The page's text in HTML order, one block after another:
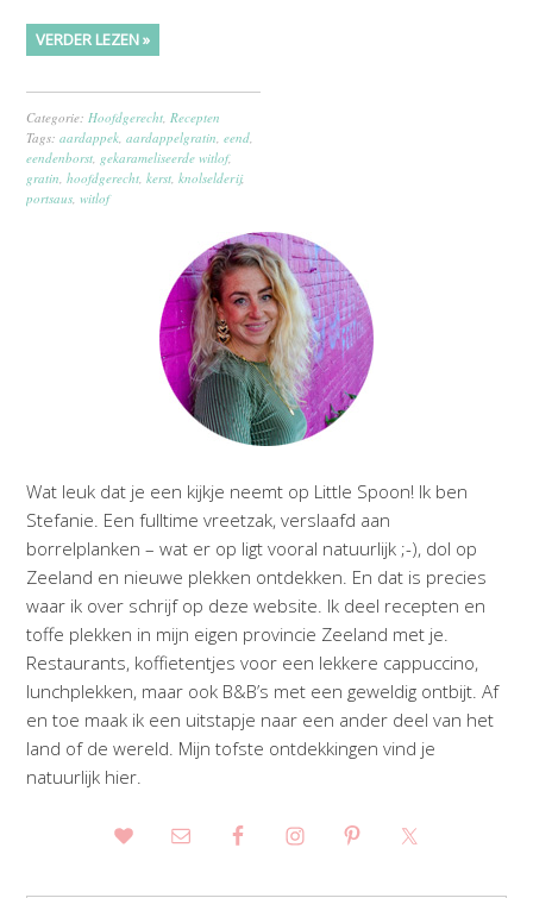
VERDER LEZEN »
Categorie: Hoofdgerecht Recepten
Tags:aardappek ,aardappelgratin ,eend
eendenborst gekarameliseerde witlof,
gratin ,hoofdgerecht ,kerst ,knolselderij,
portsaus ,witlof
Wat leuk dat je een kijkje neemt op Little Spoon! Ik ben
Stefanie. Een fulltime vreetzak, verslaafd aan
borrelplanken – wat er op ligt vooral natuurlijk ;-), dol op
Zeeland en nieuwe plekken ontdekken. En dat is precies
waar ik over schrijf op deze website. Ik deel recepten en
toffe plekken in mijn eigen provincie Zeeland met je.
Restaurants, koffietentjes voor een lekkere cappuccino,
lunchplekken, maar ook B&B’s met een geweldig ontbijt. Af
en toe maak ik een uitstapje naar een ander deel van het
land of de wereld. Mijn tofste ontdekkingen vind je
natuurlijk hier.